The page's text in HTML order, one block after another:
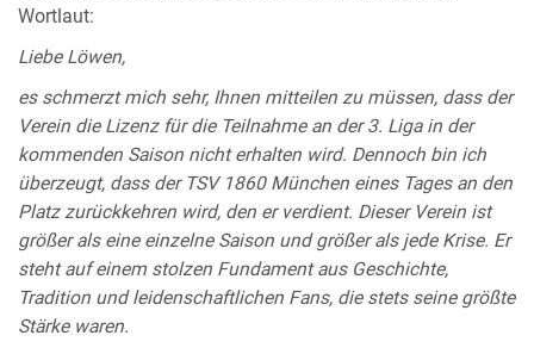
Wortlaut:
Liebe Löwen,
es schmerzt mich sehr, Ihnen mitteilen zu müssen, dass der
Verein die Lizenz für die Teilnahme an der 3. Liga in der
kommenden Saison nicht erhalten wird. Dennoch bin ich
überzeugt, dass der TSV 1860 München eines Tages an den
Platz zurückkehren wird, den er verdient. Dieser Verein ist
größer als eine einzelne Saison und größer als jede Krise. Er
steht auf einem stolzen Fundament aus Geschichte,
Tradition und leidenschaftlichen Fans, die stets seine größte
Stärke waren.